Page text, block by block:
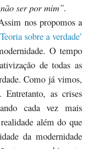
ser por mim”.
nos propomos a
Teoria sobre a verdade’
O tempo
de todas as
Como já vimos,
as crises
cada vez mais
além do que
da modernidade